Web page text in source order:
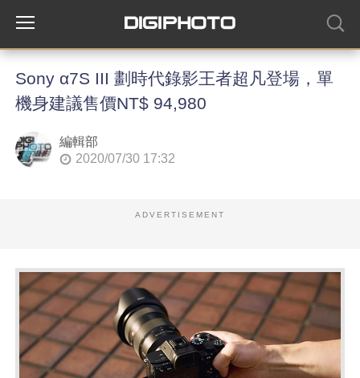
Sony α7S III 劃時代錄影王者超凡登場，單
機身建議售價NT$ 94,980
編輯部
2020/07/30 17:32
ADVERTISEMENT